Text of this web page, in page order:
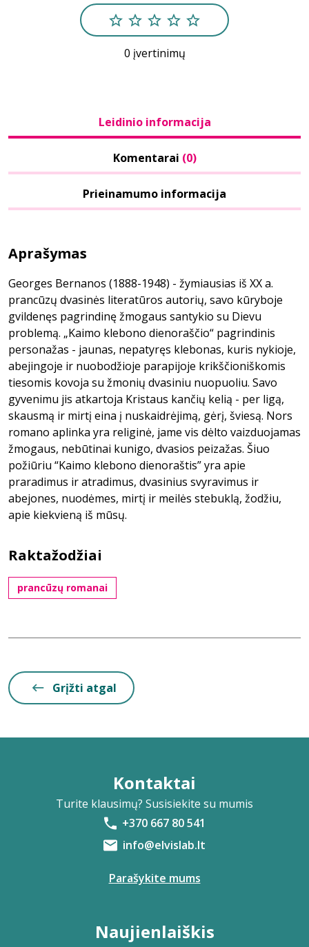
0 įvertinimų
Leidinio informacija
Komentarai (0)
Prieinamumo informacija
Aprašymas
Georges Bernanos (1888-1948) - žymiausias iš XX a.
prancūzų dvasinės literatūros autorių, savo kūryboje
gvildenęs pagrindinę žmogaus santykio su Dievu
problemą. „Kaimo klebono dienoraščio“ pagrindinis
personažas - jaunas, nepatyręs klebonas, kuris nykioje,
abejingoje ir nuobodžioje parapijoje krikščioniškomis
tiesomis kovoja su žmonių dvasiniu nuopuoliu. Savo
gyvenimu jis atkartoja Kristaus kančių kelią - per ligą,
skausmą ir mirtį eina į nuskaidrėjimą, gėrį, šviesą. Nors
romano aplinka yra religinė, jame vis dėlto vaizduojamas
žmogaus, nebūtinai kunigo, dvasios peizažas. Šiuo
požiūriu “Kaimo klebono dienoraštis” yra apie
praradimus ir atradimus, dvasinius svyravimus ir
abejones, nuodėmes, mirtį ir meilės stebuklą, žodžiu,
apie kiekvieną iš mūsų.
Raktažodžiai
prancūzų romanai
Grįžti atgal
Kontaktai
Turite klausimų? Susisiekite su mumis
+370 667 80 541
info@elvislab.lt
Parašykite mums
Naujienlaiškis